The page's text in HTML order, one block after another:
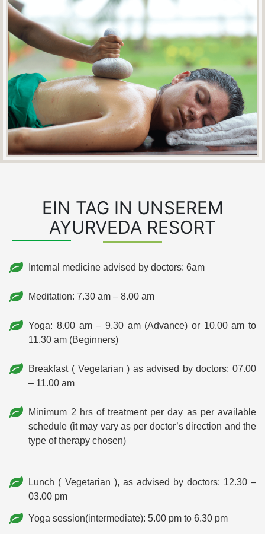
EIN TAG IN UNSEREM
AYURVEDA RESORT
Internal medicine advised by doctors: 6am
Meditation: 7.30 am – 8.00 am
Yoga: 8.00 am – 9.30 am (Advance) or 10.00 am to
11.30 am (Beginners)
Breakfast ( Vegetarian ) as advised by doctors: 07.00
– 11.00 am
Minimum 2 hrs of treatment per day as per available
schedule (it may vary as per doctor’s direction and the
type of therapy chosen)
Lunch ( Vegetarian ), as advised by doctors: 12.30 –
03.00 pm
Yoga session(intermediate): 5.00 pm to 6.30 pm